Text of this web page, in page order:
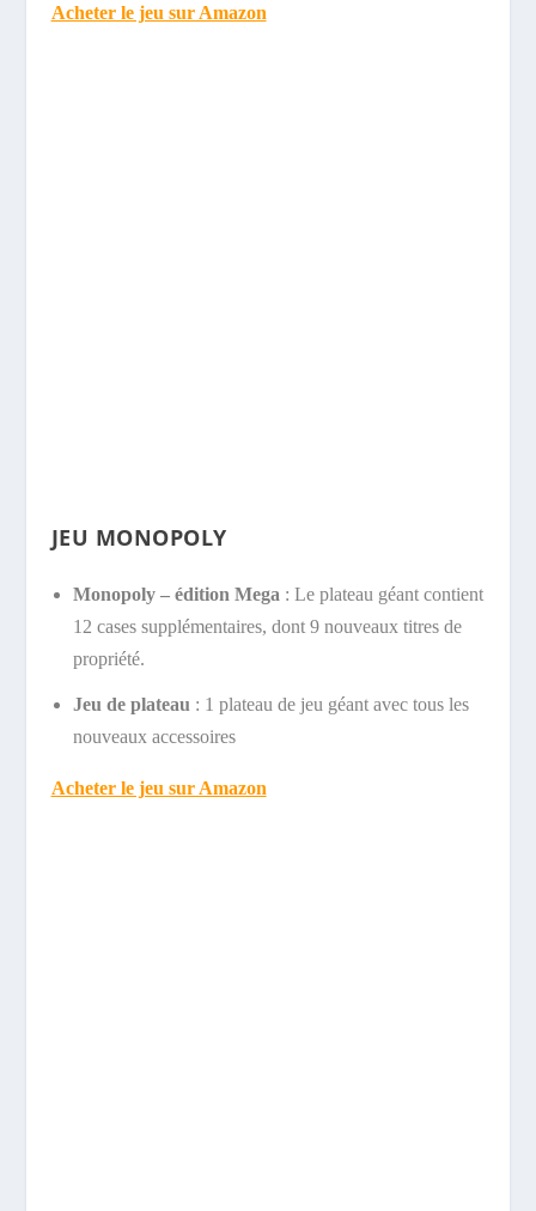
Acheter le jeu sur Amazon
JEU MONOPOLY
Monopoly – édition Mega : Le plateau géant contient
12 cases supplémentaires, dont 9 nouveaux titres de
propriété.
Jeu de plateau : 1 plateau de jeu géant avec tous les
nouveaux accessoires
Acheter le jeu sur Amazon